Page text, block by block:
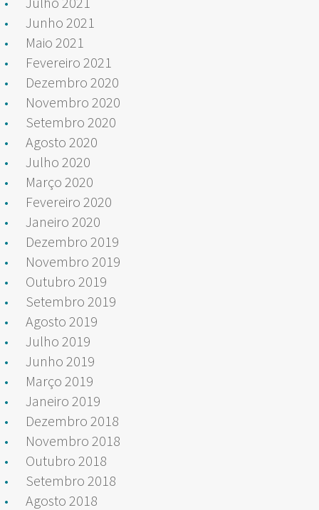
Junho 2021
Maio 2021
Fevereiro 2021
Dezembro 2020
Novembro 2020
Setembro 2020
Agosto 2020
Julho 2020
Março 2020
Fevereiro 2020
Janeiro 2020
Dezembro 2019
Novembro 2019
Outubro 2019
Setembro 2019
Agosto 2019
Julho 2019
Junho 2019
Março 2019
Janeiro 2019
Dezembro 2018
Novembro 2018
Outubro 2018
Setembro 2018
Agosto 2018